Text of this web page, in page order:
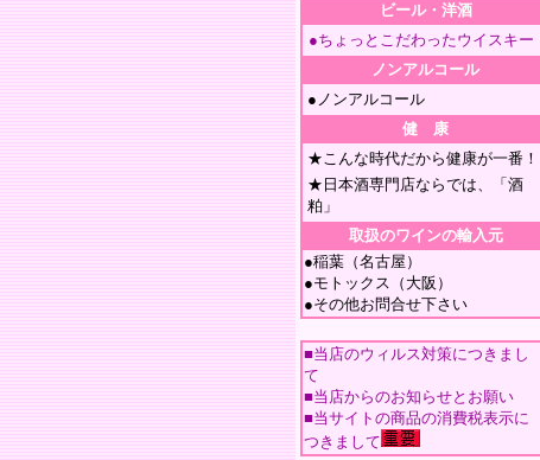
ビール・洋酒
●ちょっとこだわったウイスキー
ノンアルコール
●ノンアルコール
健 康
★こんな時代だから健康が一番！
★日本酒専門店ならでは、「酒
粕」
取扱のワインの輸入元
●稲葉（名古屋）
●モトックス（大阪）
●その他お問合せ下さい
■当店のウィルス対策につきまし
て
■当店からのお知らせとお願い
■当サイトの商品の消費税表示に
つきまして